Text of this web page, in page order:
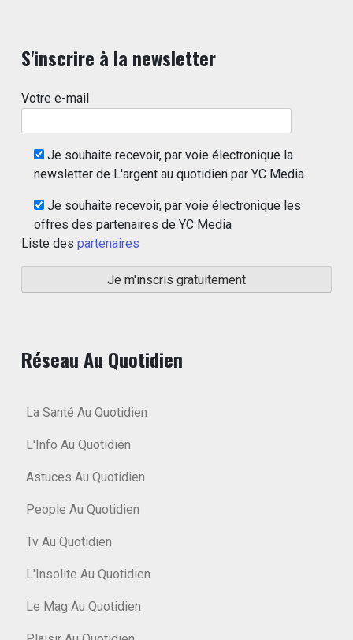
S'inscrire à la newsletter
Votre e-mail
Je souhaite recevoir, par voie électronique la
newsletter de L'argent au quotidien par YC Media.
Je souhaite recevoir, par voie électronique les
offres des partenaires de YC Media
Liste des partenaires
Réseau Au Quotidien
La Santé Au Quotidien
L'Info Au Quotidien
Astuces Au Quotidien
People Au Quotidien
Tv Au Quotidien
L'Insolite Au Quotidien
Le Mag Au Quotidien